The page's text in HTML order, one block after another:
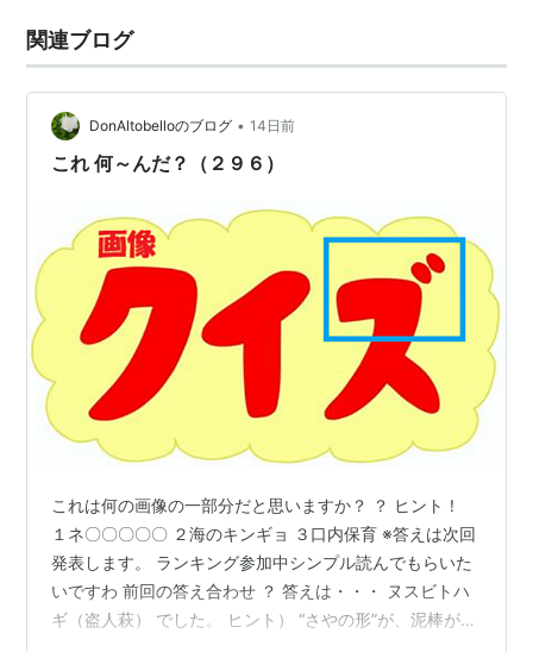
関連ブログ
DonAltobelloのブログ • 14日前
これ 何～んだ？（２９６）
これは何の画像の一部分だと思いますか？ ？ ヒント！
１ネ〇〇〇〇〇 ２海のキンギョ ３口内保育 ※答えは次回
発表します。 ランキング参加中シンプル読んでもらいた
いですわ 前回の答え合わせ ？ 答えは・・・ ヌスビトハ
ギ（盗人萩） でした。 ヒント） “さやの形”が、泥棒が足